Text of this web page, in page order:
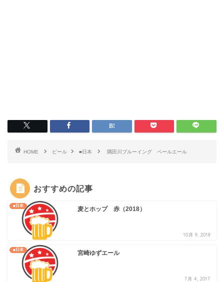
HOME ビール ■日本 隅田川ブルーイング ペールエール
おすすめの記事
■日本 麦とホップ 赤（2018）
10月 9, 2018
■日本 宮崎ゆずエール
7月 4, 2017